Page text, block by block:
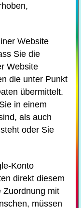
Website
Sie die
Website
die unter Punkt
übermittelt.
in einem
als auch
oder Sie
Konto
direkt diesem
Zuordnung mit
müssen